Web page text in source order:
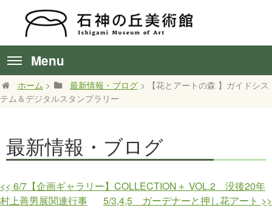
Menu
ホーム > 最新情報・ブログ > 【花とアートの森 】ガイドシス
テム＆デジタルスタンプラリー
最新情報・ブログ
<< 6/7【企画ギャラリー】COLLECTION＋ VOL.2 没後20年
村上善男展関連行事
5/3,4,5 ガーデナーと押し花アート >>